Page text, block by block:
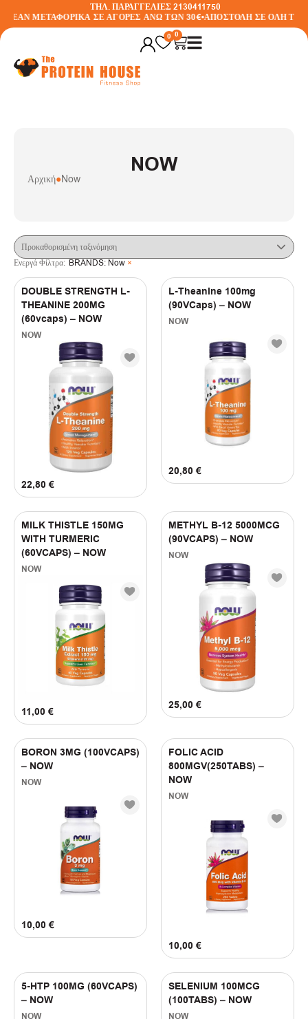
ΤΗΛ. ΠΑΡΑΓΓΕΛΙΕΣ 2130411750
ΜΕΤΑΦΟΡΙΚΑ ΣΕ ΑΓΟΡΕΣ ΑΝΩ ΤΩΝ 30€•ΑΠΟΣΤΟΛΗ ΣΕ ΟΛΗ ΤΗΝ
0 0
NOW
Αρχική●Now
Φίλτρα
BRANDS
ΓΕΥΣΗ
STRAWBERRY (2)
Βανίλια (3)
Καρύδα (3)
Μπανάνα (3)
Μπισκότο (3)
Σοκολάτα (3)
FILTER BY PRICE
€—33 €
Ενεργά Φίλτρα: BRANDS: Now ×
DOUBLE STRENGTH L-
THEANINE 200MG
(60vcaps) – NOW
NOW
22,80 €
L-Theanine 100mg
(90VCaps) – NOW
NOW
20,80 €
MILK THISTLE 150MG
WITH TURMERIC
(60VCAPS) – NOW
NOW
11,00 €
METHYL B-12 5000MCG
(90VCAPS) – NOW
NOW
25,00 €
BORON 3MG (100VCAPS)
– NOW
NOW
10,00 €
FOLIC ACID
800MGV(250TABS) –
NOW
NOW
10,00 €
5-HTP 100MG (60VCAPS)
– NOW
SELENIUM 100MCG
(100TABS) – NOW